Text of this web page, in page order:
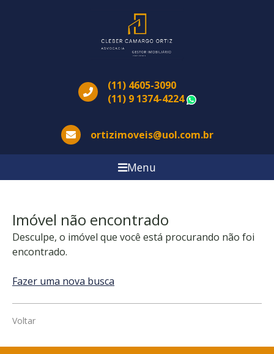
(11) 4605-3090
(11) 9 1374-4224
ortizimoveis@uol.com.br
Menu
Imóvel não encontrado
Desculpe, o imóvel que você está procurando não foi
encontrado.
Fazer uma nova busca
Voltar